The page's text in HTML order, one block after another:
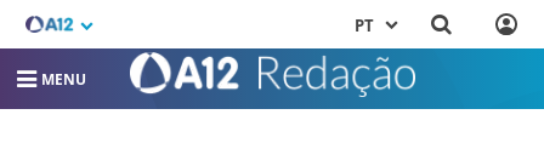
PT
MENU